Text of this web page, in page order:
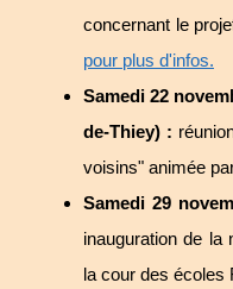
concernant le
pour plus d'infos.
Samedi 22
de-Thiey) :
voisins" animée
Samedi 29
inauguration de la
la cour des écoles